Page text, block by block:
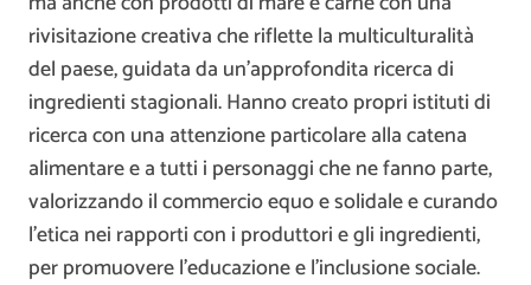
rivisitazione creativa che riflette la multiculturalità
del paese, guidata da un’approfondita ricerca di
ingredienti stagionali. Hanno creato propri istituti di
ricerca con una attenzione particolare alla catena
alimentare e a tutti i personaggi che ne fanno parte,
valorizzando il commercio equo e solidale e curando
l’etica nei rapporti con i produttori e gli ingredienti,
per promuovere l’educazione e l’inclusione sociale.